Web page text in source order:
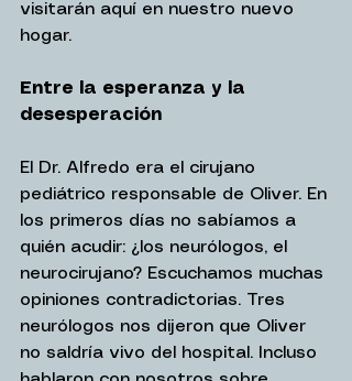
visitarán aquí en nuestro nuevo
hogar.
Entre la esperanza y la
desesperación
El Dr. Alfredo era el cirujano
pediátrico responsable de Oliver. En
los primeros días no sabíamos a
quién acudir: ¿los neurólogos, el
neurocirujano? Escuchamos muchas
opiniones contradictorias. Tres
neurólogos nos dijeron que Oliver
no saldría vivo del hospital. Incluso